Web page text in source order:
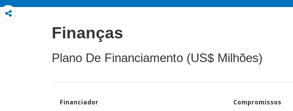
Finanças
Plano De Financiamento (US$ Milhões)
Financiador Compromissos